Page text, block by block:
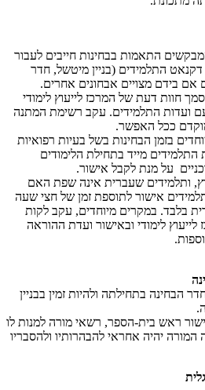
התאמות בבחינות חייבים לעבור
דקנאט התלמידים (בניין מיטשל, חדר
זאת, גם אם בידם מצויים אבחונים אחרים.
חוות דעת של המרכז לייעוץ לימודי
עם ועדות התלמידים. עקב רשימת המתנה
ככל האפשר.
בזמן הבחינות בשל בעיות רפואיות
התלמידים מייד בתחילת הלימודים
על מנת לקבל אישור.
עד 5 שנים בארץ, ותלמידים שעברית אינה שפת האם
אישור לתוספת זמן של חצי שעה
בלבד. במקרים מיוחדים, עקב לקות
לימודי ובאישור ועדת ההוראה
הבחינה בתחילתה ולהיות זמין בבניין
ראש בית-הספר, רשאי מורה למנות לו
יהיה אחראי להבהרותיו ולהסבריו